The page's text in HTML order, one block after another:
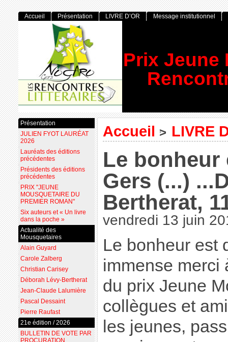
Prix Jeune
Accueil > LIVRE
Le bonheur
Gers (...)
Bertherat,
vendredi 13 juin
Le bonheur est
immense merci
du prix Jeune
collègues et
les jeunes,
Accueil Présentation LIVRE D’OR Message institutionnel
Présentation
JULIEN FYOT LAURÉAT
2026
Lauréats des éditions
précédentes
Présidents des éditions
précédentes
PRIX "JEUNE
MOUSQUETAIRE DU
PREMIER ROMAN"
Six auteurs et « Un livre
dans la poche »
Actualité des
Mousquetaires
Alain Guyard
Carole Zalberg
Christian Carisey
Déborah Lévy-Bertherat
Jean-Claude Lalumière
Pascal Dessaint
Pierre Raufast
21e édition / 2026
BULLETIN DE VOTE PAR